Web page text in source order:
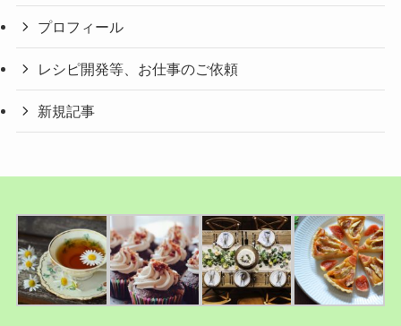
プロフィール
レシピ開発等、お仕事のご依頼
新規記事